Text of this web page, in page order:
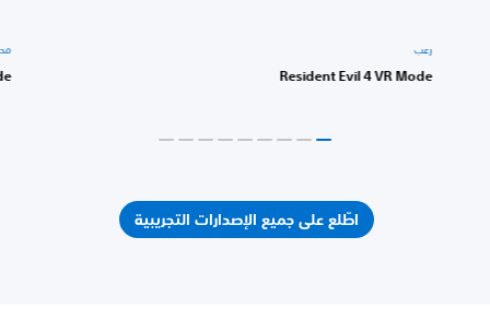
Resident Evil 4 VR Mode
محاكاة
اطّلع على جميع الإصدارات التجريبية